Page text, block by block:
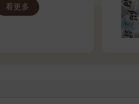
看更多